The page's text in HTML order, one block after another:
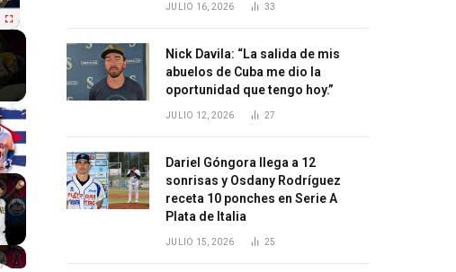
Fullscreen
JULIO 16, 2026 33
Nick Davila: “La salida de mis
abuelos de Cuba me dio la
oportunidad que tengo hoy.”
JULIO 12, 2026 27
Dariel Góngora llega a 12
sonrisas y Osdany Rodríguez
receta 10 ponches en Serie A
Plata de Italia
JULIO 15, 2026 25